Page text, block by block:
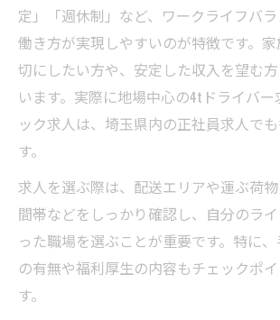
定」「週休制」など、ワークライフバ
働き方が実現しやすいのが特徴です。
切にしたい方や、安定した収入を望む
います。実際に地場中心の4tドライバ
ック求人は、埼玉県内の正社員求人で
す。
求人を選ぶ際は、配送エリアや運ぶ荷
間帯などをしっかり確認し、自分のラ
った職場を選ぶことが重要です。特に
の有無や福利厚生の内容もチェックポ
す。